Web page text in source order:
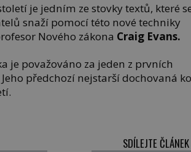
je jedním ze stovky textů, které
snaží pomocí této nové techniky
Nového zákona Craig Evans.
je považováno za jeden z prvních
předchozí nejstarší dochovaná
SDÍLEJTE ČLÁNEK